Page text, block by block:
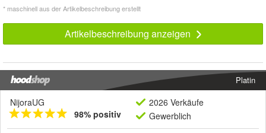
* maschinell aus der Artikelbeschreibung erstellt
Artikelbeschreibung anzeigen
Platin
NijoraUG
98% positiv
2026 Verkäufe
Gewerblich